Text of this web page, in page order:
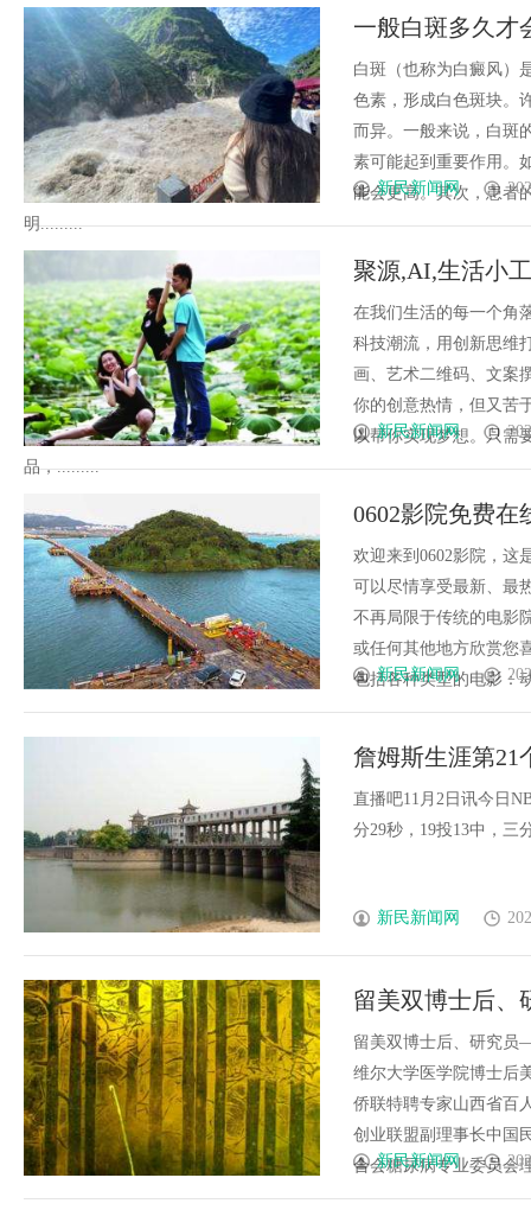
一般白斑多久才
白斑（也称为白癜风）
色素，形成白色斑块。
而异。一般来说，白斑
素可能起到重要作用。
能会更高。其次，患者
明.........
新民新闻网
聚源,AI,生活小
在我们生活的每一个角
科技潮流，用创新思维
画、艺术二维码、文案
你的创意热情，但又苦
以帮你实现梦想。只需
品，.........
新民新闻网
0602影院免费在
欢迎来到0602影院，这
可以尽情享受最新、最
不再局限于传统的电影
或任何其他地方欣赏您
包括各种类型的电影：
新民新闻网
詹姆斯生涯第21
7.4分纪录
直播吧11月2日讯今日
分29秒，19投13中，三
新民新闻网
留美双博士后
留美双博士后、研究员
维尔大学医学院博士后
侨联特聘专家山西省百
创业联盟副理事长中国
合会糖尿病专业委员会
新民新闻网